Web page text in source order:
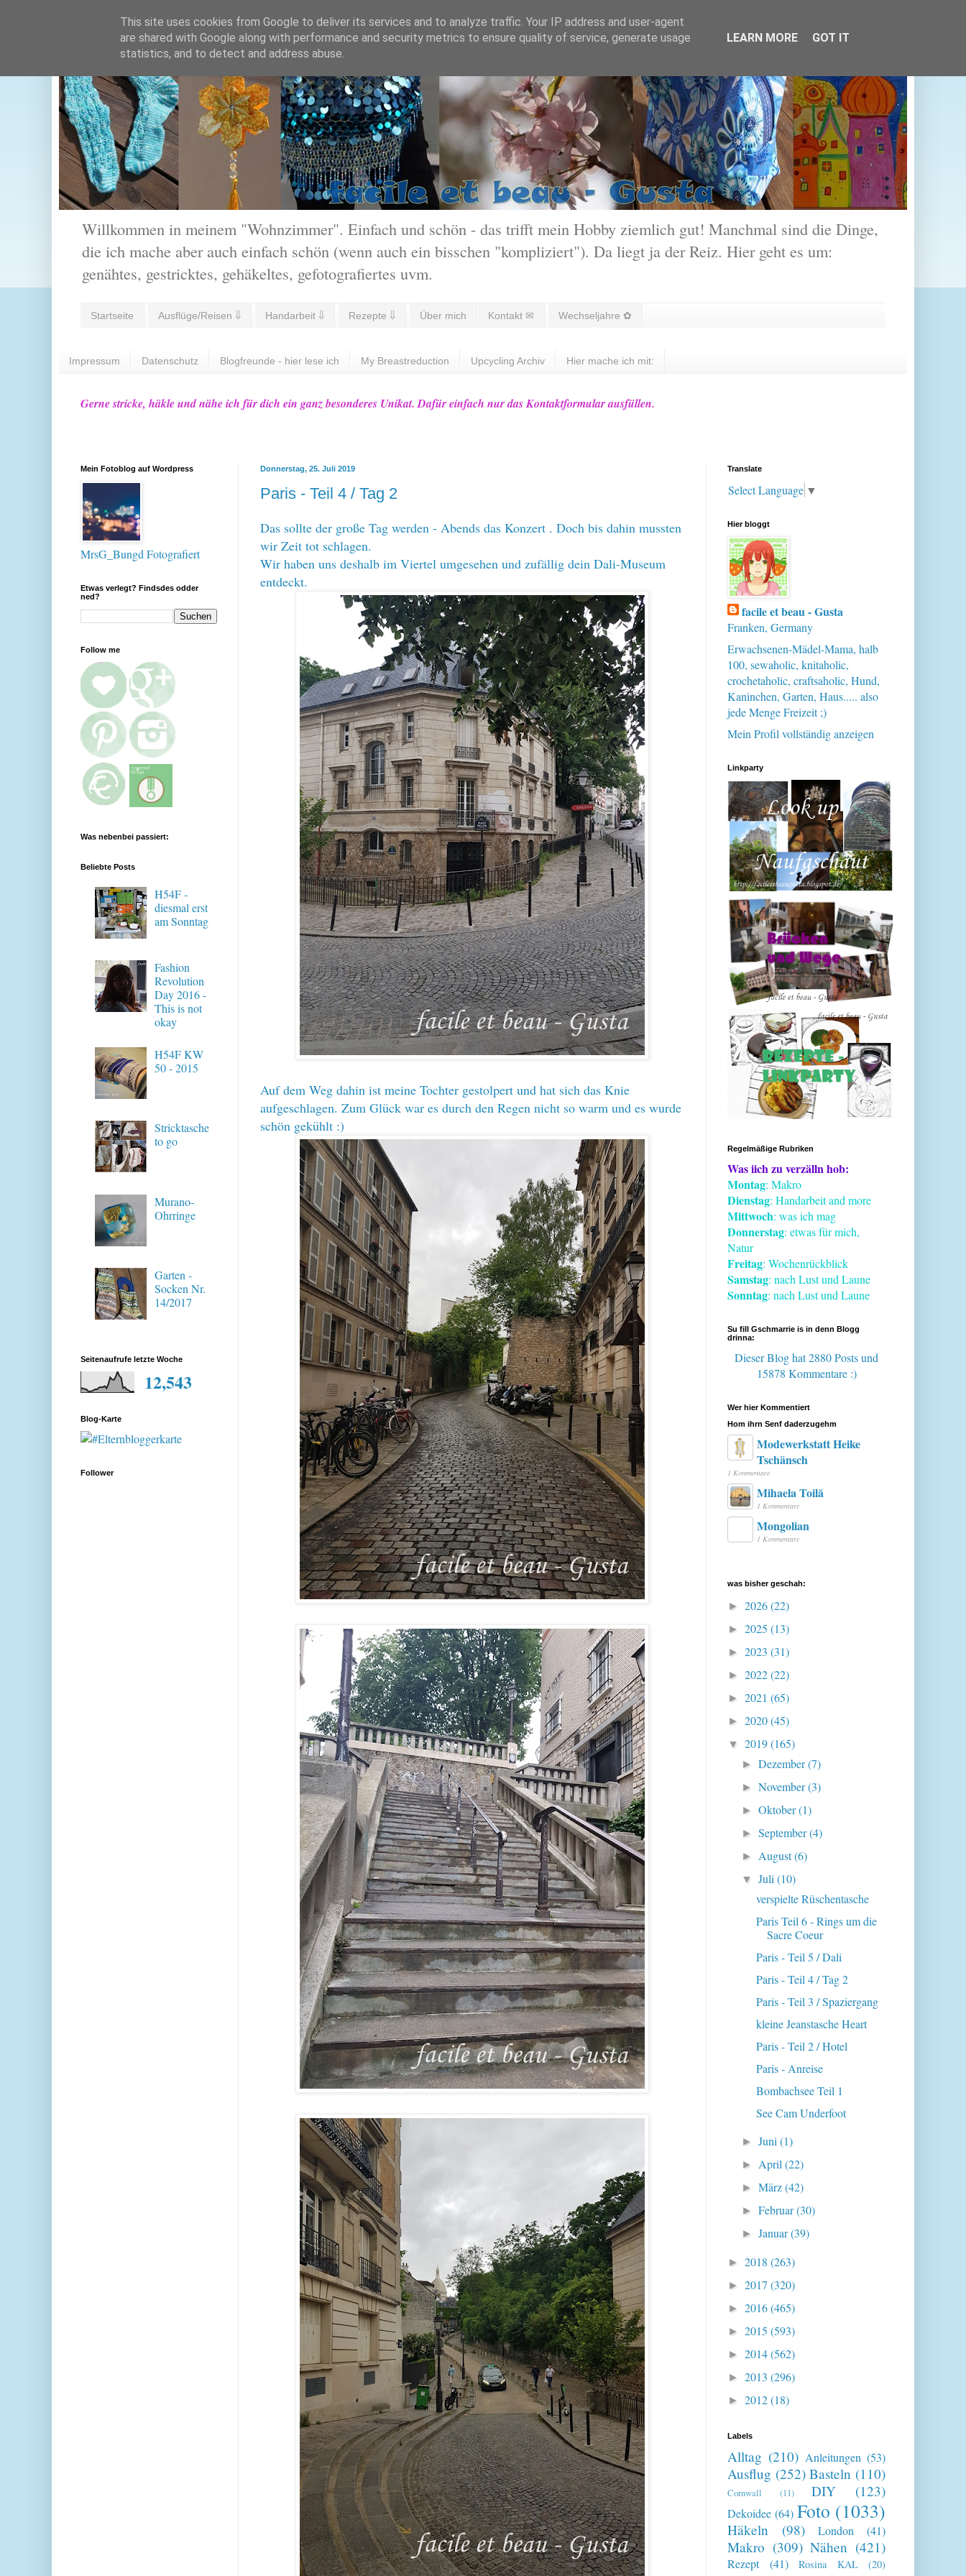
Willkommen in meinem "Wohnzimmer". Einfach und schön - das trifft mein Hobby ziemlich gut! Manchmal sind die Dinge,
die ich mache aber auch einfach schön (wenn auch ein bisschen "kompliziert"). Da liegt ja der Reiz. Hier geht es um:
genähtes, gestricktes, gehäkeltes, gefotografiertes uvm.
Startseite Ausflüge/Reisen ⇓ Handarbeit ⇓ Rezepte ⇓ Über mich Kontakt ✉ Wechseljahre ✿
Impressum Datenschutz Blogfreunde - hier lese ich My Breastreduction Upcycling Archiv Hier mache ich mit:
Gerne stricke, häkle und nähe ich für dich ein ganz besonderes Unikat. Dafür einfach nur das Kontaktformular ausfüllen.
Donnerstag, 25. Juli 2019
Paris - Teil 4 / Tag 2
Das sollte der große Tag werden - Abends das Konzert . Doch bis dahin mussten
wir Zeit tot schlagen.
Wir haben uns deshalb im Viertel umgesehen und zufällig dein Dali-Museum
entdeckt.
Auf dem Weg dahin ist meine Tochter gestolpert und hat sich das Knie
aufgeschlagen. Zum Glück war es durch den Regen nicht so warm und es wurde
schön gekühlt :)
Mein Fotoblog auf Wordpress
MrsG_Bungd Fotografiert
Etwas verlegt? Findsdes odder
ned?
Follow me
Was nebenbei passiert:
Beliebte Posts
H54F -
diesmal erst
am Sonntag
Fashion
Revolution
Day 2016 -
This is not
okay
H54F KW
50 - 2015
Stricktasche
to go
Murano-
Ohrringe
Garten -
Socken Nr.
14/2017
Seitenaufrufe letzte Woche
12,543
Blog-Karte
Follower
Translate
Select Language ▼
Hier bloggt
facile et beau - Gusta
Franken, Germany
Erwachsenen-Mädel-Mama, halb
100, sewaholic, knitaholic,
crochetaholic, craftsaholic, Hund,
Kaninchen, Garten, Haus..... also
jede Menge Freizeit ;)
Mein Profil vollständig anzeigen
Linkparty
Regelmäßige Rubriken
Was iich zu verzälln hob:
Montag: Makro
Dienstag: Handarbeit and more
Mittwoch: was ich mag
Donnerstag: etwas für mich,
Natur
Freitag: Wochenrückblick
Samstag: nach Lust und Laune
Sonntag: nach Lust und Laune
Su fill Gschmarrie is in denn Blogg
drinna:
Dieser Blog hat 2880 Postsund
15878 Kommentare :)
Wer hier Kommentiert
Hom ihrn Senf daderzugehm
Modewerkstatt Heike
Tschänsch
1 Kommentare
Mihaela Toilă
1 Kommentare
Mongolian
1 Kommentare
was bisher geschah:
► 2026(22)
► 2025 (13)
► 2023 (31)
► 2022(22)
► 2021 (65)
► 2020(45)
▼ 2019(165)
►Dezember(7)
►November(3)
►Oktober(1)
►September(4)
► August(6)
▼Juli(10)
verspielte Rüschentasche
Paris Teil 6 - Rings um die
Sacre Coeur
Paris - Teil 5 / Dali
Paris - Teil 4 / Tag 2
Paris - Teil 3 / Spaziergang
kleine Jeanstasche Heart
Paris - Teil 2 / Hotel
Paris - Anreise
Bombachsee Teil 1
See Cam Underfoot
►Juni(1)
► April(22)
►März(42)
►Februar(30)
►Januar(39)
► 2018 (263)
► 2017 (320)
► 2016(465)
► 2015 (593)
► 2014(562)
► 2013 (296)
► 2012(18)
Labels
Alltag (210) Anleitungen (53)
Ausflug (252) Basteln (110)
Cornwall (11) DIY (123)
Dekoidee (64) Foto (1033)
Häkeln (98) London (41)
Makro (309) Nähen (421)
Rezept (41) Rosina KAL (20)
This site uses cookies from Google to deliver its services and to analyze traffic. Your IP address and user-agent
are shared with Google along with performance and security metrics to ensure quality of service, generate usage
statistics, and to detect and address abuse.
LEARN MORE GOT IT